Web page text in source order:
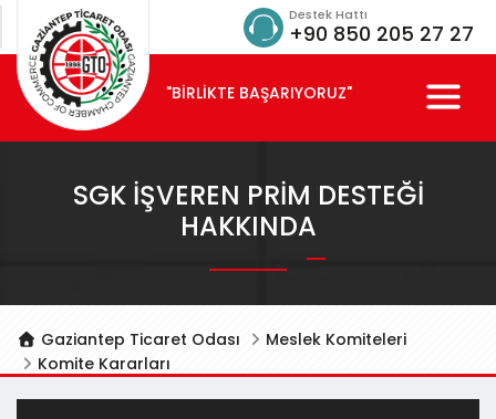
Destek Hattı
+90 850 205 27 27
"BİRLİKTE BAŞARIYORUZ"
SGK İŞVEREN PRIM DESTEĞI
HAKKINDA
Gaziantep Ticaret Odası
Meslek Komiteleri
Komite Kararları